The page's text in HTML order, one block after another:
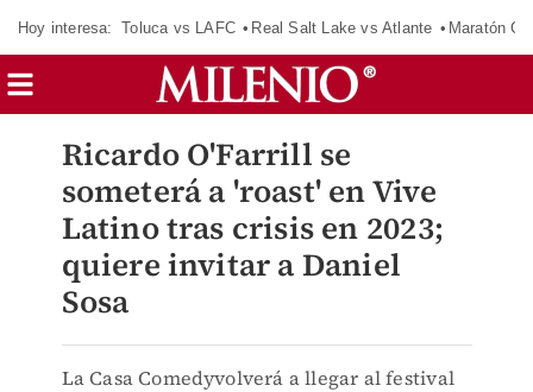
Hoy interesa: Toluca vs LAFC Real Salt Lake vs Atlante Maratón
Ricardo O'Farrill se
someterá a 'roast' en Vive
Latino tras crisis en 2023;
quiere invitar a Daniel
Sosa
La Casa Comedyvolverá a llegar al festival